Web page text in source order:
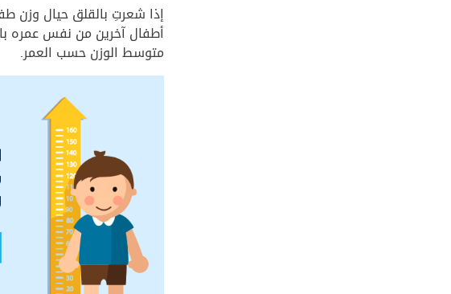
إذا شعرتِ بالقلق حيال وزن
متوسط الوزن حسب العمر.